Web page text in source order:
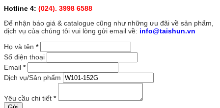
Hotline 4: (024). 3998 6588
Để nhận báo giá & catalogue cũng như những ưu đãi về sản phẩm,
dịch vụ của chúng tôi vui lòng gửi email về: info@taishun.vn
Họ và tên *
Số điện thoại
Email *
Dịch vụ/Sản phẩm
Yêu cầu chi tiết *